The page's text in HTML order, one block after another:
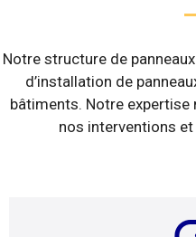
Notre structure de
d’installation de
bâtiments. Notre
nos interventions